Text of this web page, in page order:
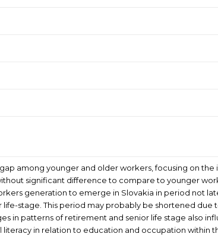
among younger and older workers, focusing on
significant difference to compare to younger
generation to emerge in Slovakia in period not
stage. This period may probably be shortened due
in patterns of retirement and senior life stage also
in relation to education and occupation